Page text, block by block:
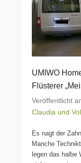
UMIWO
Flüsterer
Veröffentlicht
Claudia und
Es nagt der
Manche
legen das halbe